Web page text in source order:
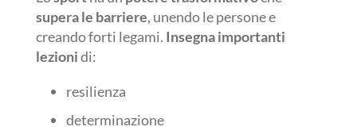
supera le barriere, unendo le persone e
creando forti legami. Insegna importanti
lezionidi:
resilienza
determinazione